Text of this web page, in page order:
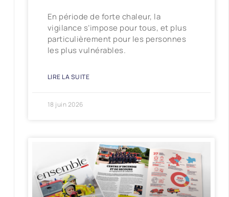
En période de forte chaleur, la
vigilance s’impose pour tous, et plus
particulièrement pour les personnes
les plus vulnérables.
LIRE LA SUITE
18 juin 2026